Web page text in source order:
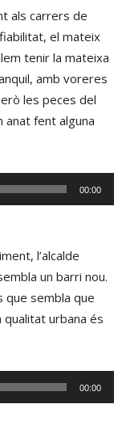
als carrers de
el mateix
tenir la mateixa
amb voreres
les peces del
anat fent alguna
00:00
l’alcalde
un barri nou.
que sembla que
urbana és
00:00